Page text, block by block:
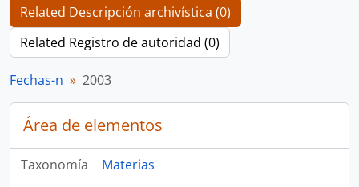
Related Descripción archivística (0)
Related Registro de autoridad (0)
Fechas-n 2003
Área de elementos
Taxonomía
Materias